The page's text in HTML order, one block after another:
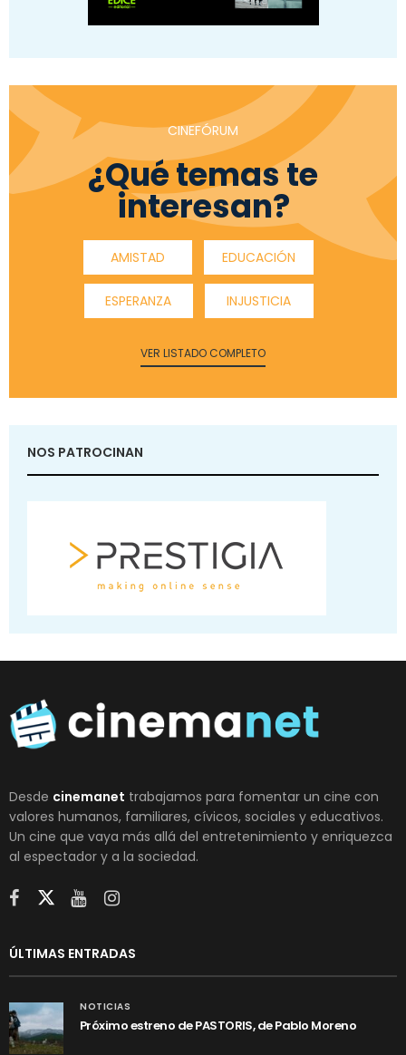
CINEFÓRUM
¿Qué temas te
interesan?
AMISTAD EDUCACIÓN
ESPERANZA INJUSTICIA
VER LISTADO COMPLETO
NOS PATROCINAN
Desde cinemanet trabajamos para fomentar un cine con
valores humanos, familiares, cívicos, sociales y educativos.
Un cine que vaya más allá del entretenimiento y enriquezca
al espectador y a la sociedad.
ÚLTIMAS ENTRADAS
NOTICIAS
Próximo estreno de PASTORIS, de Pablo Moreno